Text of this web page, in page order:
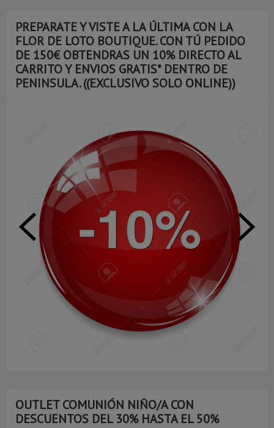
PREPARATE Y VISTE A LA ÚLTIMA CON LA
FLOR DE LOTO BOUTIQUE. CON TÚ PEDIDO
DE 150€ OBTENDRAS UN 10% DIRECTO AL
CARRITO Y ENVIOS GRATIS* DENTRO DE
PENINSULA. ((EXCLUSIVO SOLO ONLINE))
OUTLET COMUNIÓN NIÑO/A CON
DESCUENTOS DEL 30% HASTA EL 50%